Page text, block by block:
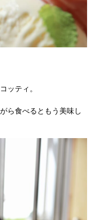
ッティ。
ら食べるともう美味し